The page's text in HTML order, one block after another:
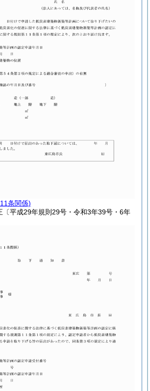
条関係)
〔平成29年規則29号・令和3年39号・6年